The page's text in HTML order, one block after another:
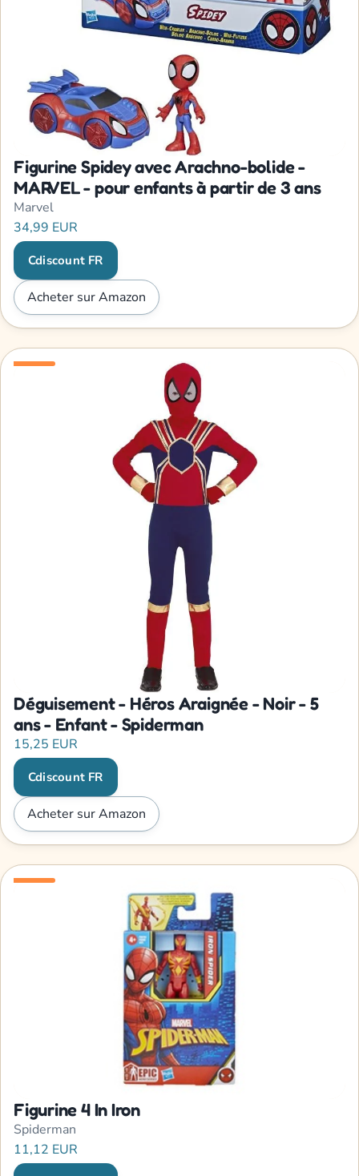
Figurine Spidey avec Arachno-bolide -
MARVEL - pour enfants à partir de 3 ans
Marvel
34,99 EUR
Cdiscount FR
Acheter sur Amazon
Déguisement - Héros Araignée - Noir - 5
ans - Enfant - Spiderman
15,25 EUR
Cdiscount FR
Acheter sur Amazon
Figurine 4 In Iron
Spiderman
11,12 EUR